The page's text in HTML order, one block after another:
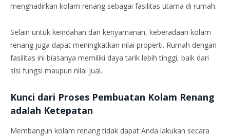
menghadirkan kolam renang sebagai fasilitas utama di rumah.
Selain untuk keindahan dan kenyamanan, keberadaan kolam
renang juga dapat meningkatkan nilai properti. Rumah dengan
fasilitas ini biasanya memiliki daya tarik lebih tinggi, baik dari
sisi fungsi maupun nilai jual.
Kunci dari Proses Pembuatan Kolam Renang
adalah Ketepatan
Membangun kolam renang tidak dapat Anda lakukan secara